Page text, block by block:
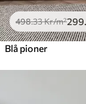
498.33Kr/m²299
Blå pioner